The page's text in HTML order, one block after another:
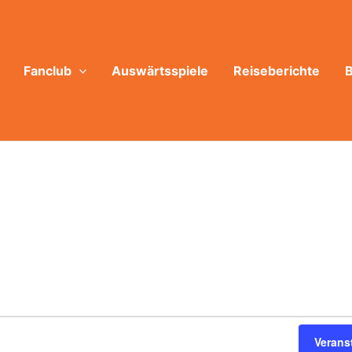
Fanclub Auswärtsspiele Reiseberichte